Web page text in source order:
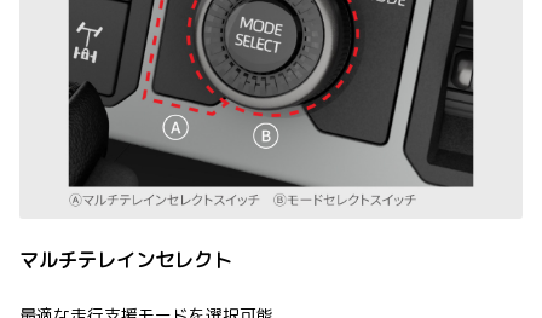
マルチテレインセレクト